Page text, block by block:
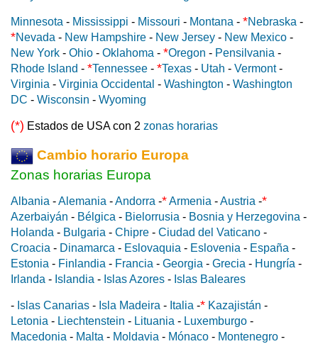
Minnesota - Mississippi - Missouri - Montana - *Nebraska -
*Nevada - New Hampshire - New Jersey - New Mexico -
New York - Ohio - Oklahoma - *Oregon - Pensilvania -
Rhode Island - *Tennessee - *Texas - Utah - Vermont-
Virginia - Virginia Occidental - Washington - Washington
DC - Wisconsin - Wyoming
(*) Estados de USA con 2 zonas horarias
Cambio horario Europa
Zonas horarias Europa
Albania -Alemania -Andorra -*Armenia -Austria -*
Azerbaiyán - Bélgica - Bielorrusia - Bosnia y Herzegovina -
Holanda - Bulgaria - Chipre - Ciudad del Vaticano -
Croacia - Dinamarca - Eslovaquia - Eslovenia - España -
Estonia - Finlandia - Francia - Georgia - Grecia - Hungría -
Irlanda - Islandia - Islas Azores - Islas Baleares
- Islas Canarias - Isla Madeira - Italia -* Kazajistán -
Letonia - Liechtenstein - Lituania - Luxemburgo -
Macedonia - Malta - Moldavia - Mónaco - Montenegro -